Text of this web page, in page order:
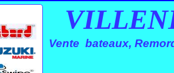
Vente bateaux,